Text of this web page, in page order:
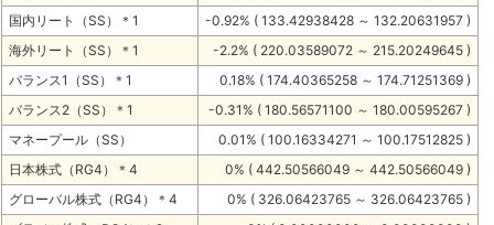
国内リート（SS）＊1
-0.92% ( 133.42938428 ～ 132.20631957 )
海外リート（SS）＊1
-2.2% ( 220.03589072 ～ 215.20249645 )
バランス1（SS）＊1
0.18% ( 174.40365258 ～ 174.71251369 )
バランス2（SS）＊1
-0.31% ( 180.56571100 ～ 180.00595267 )
マネープール（SS）
0.01% ( 100.16334271 ～ 100.17512825 )
日本株式（RG4）＊4
0% ( 442.50566049 ～ 442.50566049 )
グローバル株式（RG4）＊4
0% ( 326.06423765 ～ 326.06423765 )